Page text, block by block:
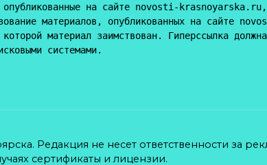
на сайте novosti-krasnoyarska.ru,
материалов, опубликованных на сайте
материал заимствован. Гиперссылка
системами.
Редакция не несет ответственности за
сертификаты и лицензии.